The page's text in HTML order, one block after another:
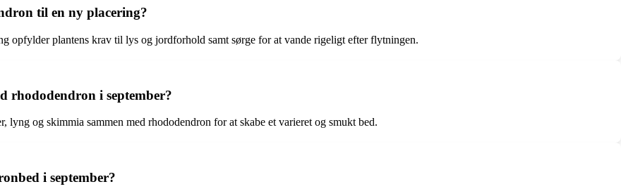
til en ny placering?
opfylder plantens krav til lys og jordforhold samt sørge for at vande rigeligt efter flytningen.
rhododendron i september?
lyng og skimmia sammen med rhododendron for at skabe et varieret og smukt bed.
i september?